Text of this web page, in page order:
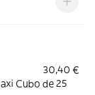
30,40 €
Cubo de 25